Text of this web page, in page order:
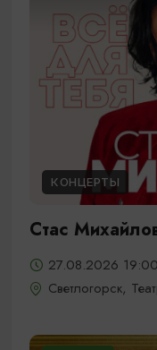
КОНЦЕРТЫ
Стас
27.08.2026 19:00
Светлогорск,